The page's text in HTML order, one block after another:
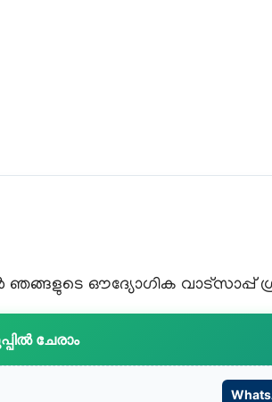
ഞങ്ങളുടെ ഔദ്യോഗിക വാട്സാപ്പ്
ചേരാം